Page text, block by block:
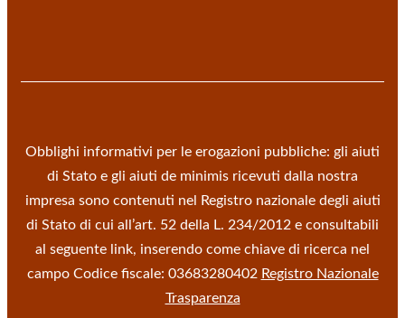
Obblighi informativi per le erogazioni pubbliche: gli aiuti
di Stato e gli aiuti de minimis ricevuti dalla nostra
impresa sono contenuti nel Registro nazionale degli aiuti
di Stato di cui all’art. 52 della L. 234/2012 e consultabili
al seguente link, inserendo come chiave di ricerca nel
campo Codice fiscale: 03683280402 Registro Nazionale
Trasparenza